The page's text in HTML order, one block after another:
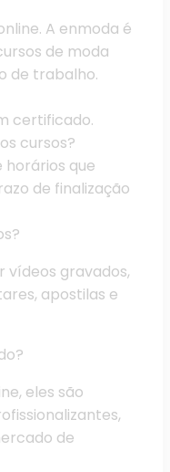
A enmoda é
de moda
de trabalho.
certificado.
cursos?
horários que
de finalização
vídeos gravados,
apostilas e
eles são
de